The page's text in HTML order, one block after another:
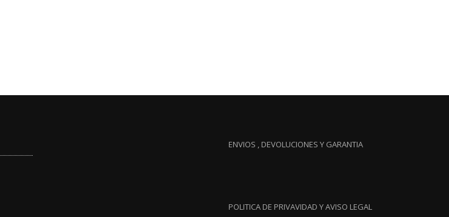
ENVIOS , DEVOLUCIONES Y GARANTIA
POLITICA DE PRIVAVIDAD Y AVISO LEGAL